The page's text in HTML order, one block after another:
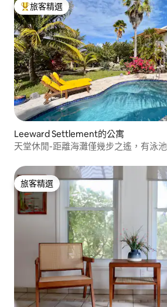
旅客精選榜首
旅客精選
Leeward Settlement的公寓
天堂休閒-距離海灘僅幾步之遙，有泳池
旅客精選
旅客精選